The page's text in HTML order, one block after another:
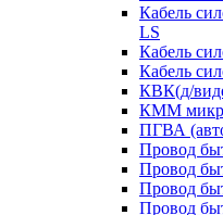
Кабель
LS
Кабель
Кабель
КВК(д/
КММ
ПГВА
Провод
Провод
Провод
Провод